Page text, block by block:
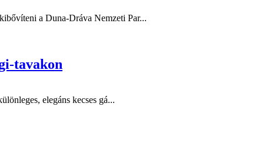
a Duna-Dráva Nemzeti Par...
tavakon
elegáns kecses gá...